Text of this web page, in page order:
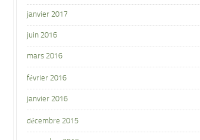
janvier 2017
juin 2016
mars 2016
février 2016
janvier 2016
décembre 2015